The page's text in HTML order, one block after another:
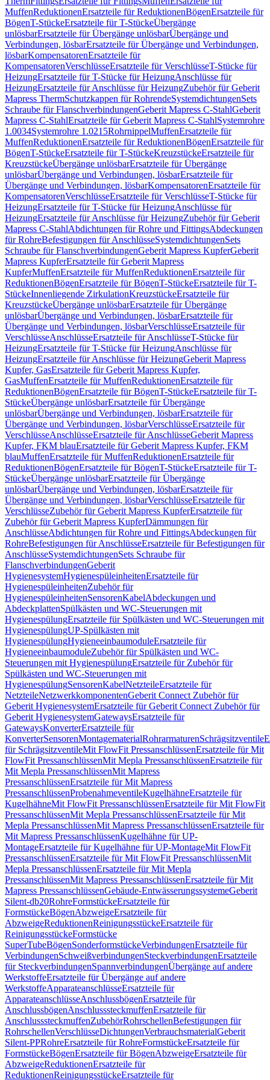
MuffenReduktionenErsatzteile für ReduktionenBögenErsatzteile für
BögenT-StückeErsatzteile für T-StückeÜbergänge
unlösbarErsatzteile für Übergänge unlösbarÜbergänge und
Verbindungen, lösbarErsatzteile für Übergänge und Verbindungen,
lösbarKompensatorenErsatzteile für
KompensatorenVerschlüsseErsatzteile für VerschlüsseT-Stücke für
HeizungErsatzteile für T-Stücke für HeizungAnschlüsse für
HeizungErsatzteile für Anschlüsse für HeizungZubehör für Geberit
Mapress ThermSchutzkappen für RohrendeSystemdichtungenSets
Schraube für FlanschverbindungenGeberit Mapress C-StahlGeberit
Mapress C-StahlErsatzteile für Geberit Mapress C-StahlSystemrohre
1.0034Systemrohre 1.0215RohrnippelMuffenErsatzteile für
MuffenReduktionenErsatzteile für ReduktionenBögenErsatzteile für
BögenT-StückeErsatzteile für T-StückeKreuzstückeErsatzteile für
KreuzstückeÜbergänge unlösbarErsatzteile für Übergänge
unlösbarÜbergänge und Verbindungen, lösbarErsatzteile für
Übergänge und Verbindungen, lösbarKompensatorenErsatzteile für
KompensatorenVerschlüsseErsatzteile für VerschlüsseT-Stücke für
HeizungErsatzteile für T-Stücke für HeizungAnschlüsse für
HeizungErsatzteile für Anschlüsse für HeizungZubehör für Geberit
Mapress C-StahlAbdichtungen für Rohre und FittingsAbdeckungen
für RohreBefestigungen für AnschlüsseSystemdichtungenSets
Schraube für FlanschverbindungenGeberit Mapress KupferGeberit
Mapress KupferErsatzteile für Geberit Mapress
KupferMuffenErsatzteile für MuffenReduktionenErsatzteile für
ReduktionenBögenErsatzteile für BögenT-StückeErsatzteile für T-
StückeInnenliegende ZirkulationKreuzstückeErsatzteile für
KreuzstückeÜbergänge unlösbarErsatzteile für Übergänge
unlösbarÜbergänge und Verbindungen, lösbarErsatzteile für
Übergänge und Verbindungen, lösbarVerschlüsseErsatzteile für
VerschlüsseAnschlüsseErsatzteile für AnschlüsseT-Stücke für
HeizungErsatzteile für T-Stücke für HeizungAnschlüsse für
HeizungErsatzteile für Anschlüsse für HeizungGeberit Mapress
Kupfer, GasErsatzteile für Geberit Mapress Kupfer,
GasMuffenErsatzteile für MuffenReduktionenErsatzteile für
ReduktionenBögenErsatzteile für BögenT-StückeErsatzteile für T-
StückeÜbergänge unlösbarErsatzteile für Übergänge
unlösbarÜbergänge und Verbindungen, lösbarErsatzteile für
Übergänge und Verbindungen, lösbarVerschlüsseErsatzteile für
VerschlüsseAnschlüsseErsatzteile für AnschlüsseGeberit Mapress
Kupfer, FKM blauErsatzteile für Geberit Mapress Kupfer, FKM
blauMuffenErsatzteile für MuffenReduktionenErsatzteile für
ReduktionenBögenErsatzteile für BögenT-StückeErsatzteile für T-
StückeÜbergänge unlösbarErsatzteile für Übergänge
unlösbarÜbergänge und Verbindungen, lösbarErsatzteile für
Übergänge und Verbindungen, lösbarVerschlüsseErsatzteile für
VerschlüsseZubehör für Geberit Mapress KupferErsatzteile für
Zubehör für Geberit Mapress KupferDämmungen für
AnschlüsseAbdichtungen für Rohre und FittingsAbdeckungen für
RohreBefestigungen für AnschlüsseErsatzteile für Befestigungen für
AnschlüsseSystemdichtungenSets Schraube für
FlanschverbindungenGeberit
HygienesystemHygienespüleinheitenErsatzteile für
HygienespüleinheitenZubehör für
HygienespüleinheitenSensorenKabelAbdeckungen und
AbdeckplattenSpülkästen und WC-Steuerungen mit
HygienespülungErsatzteile für Spülkästen und WC-Steuerungen mit
HygienespülungUP-Spülkästen mit
HygienespülungHygieneeinbaumoduleErsatzteile für
HygieneeinbaumoduleZubehör für Spülkästen und WC-
Steuerungen mit HygienespülungErsatzteile für Zubehör für
Spülkästen und WC-Steuerungen mit
HygienespülungSensorenKabelNetzteileErsatzteile für
NetzteileNetzwerkkomponentenGeberit Connect Zubehör für
Geberit HygienesystemErsatzteile für Geberit Connect Zubehör für
Geberit HygienesystemGatewaysErsatzteile für
GatewaysKonverterErsatzteile für
KonverterSensorenMontagematerialRohrarmaturenSchrägsitzventile
für SchrägsitzventileMit FlowFit PressanschlüssenErsatzteile für Mit
FlowFit PressanschlüssenMit Mepla PressanschlüssenErsatzteile für
Mit Mepla PressanschlüssenMit Mapress
PressanschlüssenErsatzteile für Mit Mapress
PressanschlüssenProbenahmeventileKugelhähneErsatzteile für
KugelhähneMit FlowFit PressanschlüssenErsatzteile für Mit FlowFit
PressanschlüssenMit Mepla PressanschlüssenErsatzteile für Mit
Mepla PressanschlüssenMit Mapress PressanschlüssenErsatzteile für
Mit Mapress PressanschlüssenKugelhähne für UP-
MontageErsatzteile für Kugelhähne für UP-MontageMit FlowFit
PressanschlüssenErsatzteile für Mit FlowFit PressanschlüssenMit
Mepla PressanschlüssenErsatzteile für Mit Mepla
PressanschlüssenMit Mapress PressanschlüssenErsatzteile für Mit
Mapress PressanschlüssenGebäude-EntwässerungssystemeGeberit
Silent-db20RohreFormstückeErsatzteile für
FormstückeBögenAbzweigeErsatzteile für
AbzweigeReduktionenReinigungsstückeErsatzteile für
ReinigungsstückeFormstücke
SuperTubeBögenSonderformstückeVerbindungenErsatzteile für
VerbindungenSchweißverbindungenSteckverbindungenErsatzteile
für SteckverbindungenSpannverbindungenÜbergänge auf andere
WerkstoffeErsatzteile für Übergänge auf andere
WerkstoffeApparateanschlüsseErsatzteile für
ApparateanschlüsseAnschlussbögenErsatzteile für
AnschlussbögenAnschlusssteckmuffenErsatzteile für
AnschlusssteckmuffenZubehörRohrschellenBefestigungen für
RohrschellenVerschlüsseDichtungenVerbrauchsmaterialGeberit
Silent-PPRohreErsatzteile für RohreFormstückeErsatzteile für
FormstückeBögenErsatzteile für BögenAbzweigeErsatzteile für
AbzweigeReduktionenErsatzteile für
ReduktionenReinigungsstückeErsatzteile für